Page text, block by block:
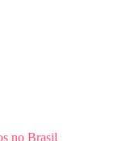
no Brasil